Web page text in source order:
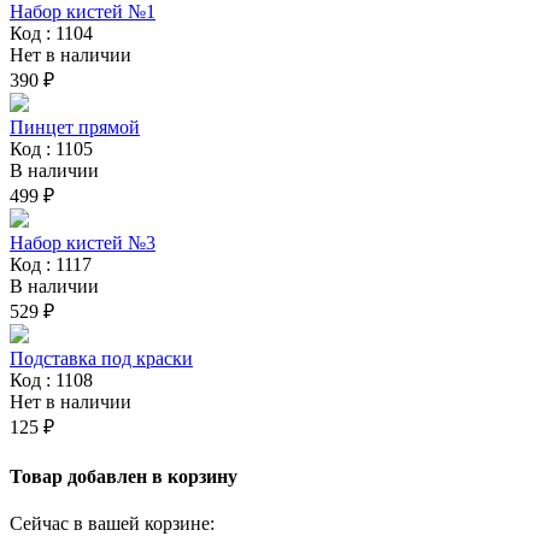
Набор кистей №1
Код : 1104
Нет в наличии
390 ₽
Пинцет прямой
Код : 1105
В наличии
499 ₽
Набор кистей №3
Код : 1117
В наличии
529 ₽
Подставка под краски
Код : 1108
Нет в наличии
125 ₽
Товар добавлен в корзину
Сейчас в вашей корзине: